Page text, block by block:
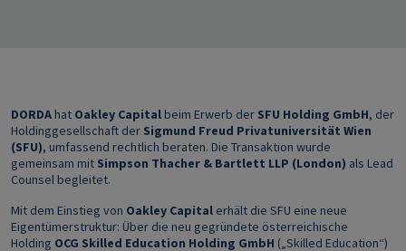
DORDA hat Oakley Capital beim Erwerb der SFU Holding GmbH, der
Holdinggesellschaft der Sigmund Freud Privatuniversität Wien
(SFU), umfassend rechtlich beraten. Die Transaktion wurde
gemeinsam mit Simpson Thacher & Bartlett LLP (London) als Lead
Counsel begleitet.
Mit dem Einstieg von Oakley Capital erhält die SFU eine neue
Eigentümerstruktur: Über die neu gegründete österreichische
Holding OCG Skilled Education Holding GmbH („Skilled Education“)